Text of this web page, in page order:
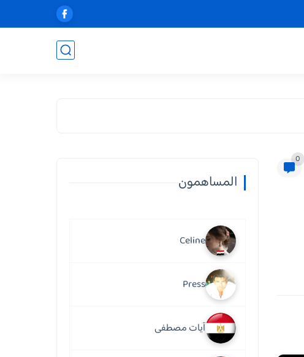
0
المساهمون
Celine
Press
آيات مصطفى